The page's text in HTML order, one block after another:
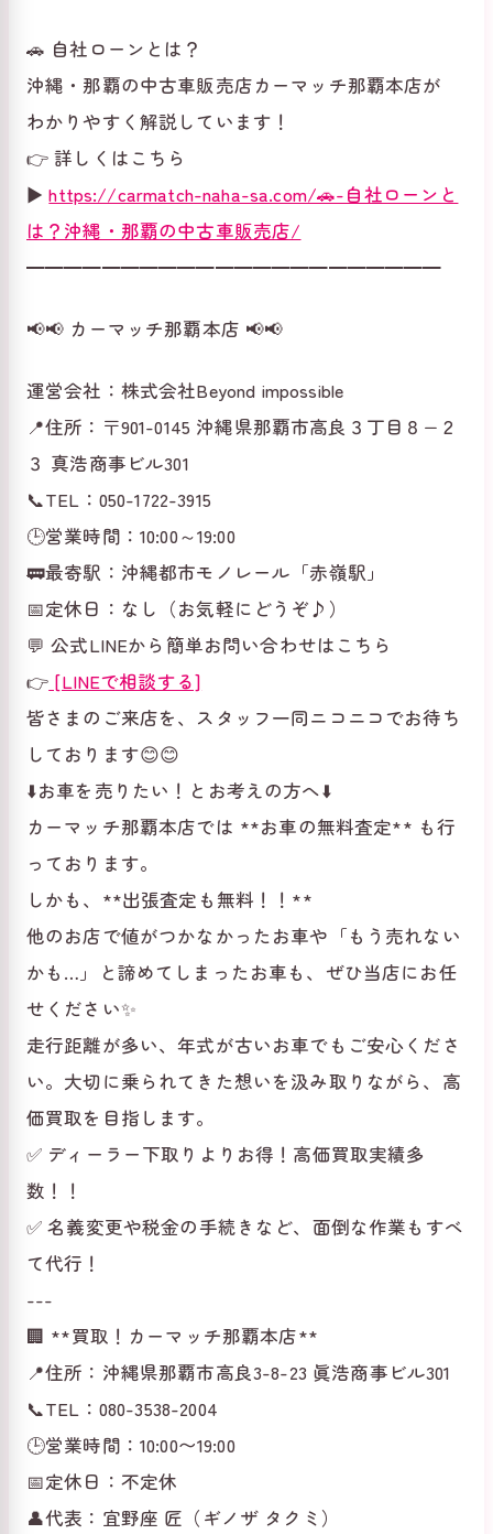
🚗 自社ローンとは？
沖縄・那覇の中古車販売店カーマッチ那覇本店が
わかりやすく解説しています！
👉 詳しくはこちら
▶https://carmatch-naha-sa.com/🚗-自社ローンと
は？沖縄・那覇の中古車販売店/
━━━━━━━━━━━━━━━━━━━━━━
📢📢 カーマッチ那覇本店 📢📢
運営会社：株式会社Beyond impossible
📍住所：〒901-0145 沖縄県那覇市高良３丁目８−２
３ 真浩商事ビル301
📞TEL：050-1722-3915
🕒営業時間：10:00～19:00
🚃最寄駅：沖縄都市モノレール「赤嶺駅」
📅定休日：なし（お気軽にどうぞ♪）
💬 公式LINEから簡単お問い合わせはこちら
👉 [LINEで相談する]
皆さまのご来店を、スタッフ一同ニコニコでお待ち
しております😊😊
⬇️お車を売りたい！とお考えの方へ⬇️
カーマッチ那覇本店では **お車の無料査定** も行
っております。
しかも、**出張査定も無料！！**
他のお店で値がつかなかったお車や「もう売れない
かも…」と諦めてしまったお車も、ぜひ当店にお任
せください✨
走行距離が多い、年式が古いお車でもご安心くださ
い。大切に乗られてきた想いを汲み取りながら、高
価買取を目指します。
✅ ディーラー下取りよりお得！高価買取実績多
数！！
✅ 名義変更や税金の手続きなど、面倒な作業もすべ
て代行！
---
🏢 **買取！カーマッチ那覇本店**
📍住所：沖縄県那覇市高良3-8-23 眞浩商事ビル301
📞TEL：080-3538-2004
🕒営業時間：10:00〜19:00
📅定休日：不定休
👤代表：宜野座 匠（ギノザ タクミ）